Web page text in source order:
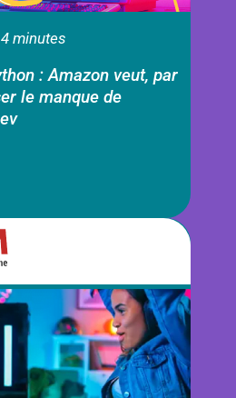
minutes
: Amazon veut, par
le manque de